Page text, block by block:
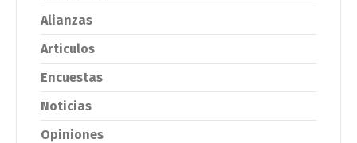
Alianzas
Articulos
Encuestas
Noticias
Opiniones